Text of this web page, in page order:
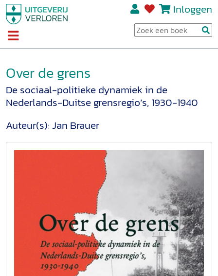
Inloggen
Over de grens
De sociaal-politieke dynamiek in de
Nederlands-Duitse grensregio’s, 1930-1940
Auteur(s):Jan Brauer